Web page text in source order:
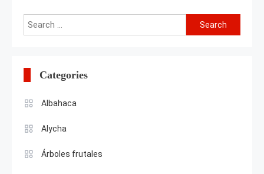
Search
for:
Categories
Albahaca
Alycha
Árboles frutales